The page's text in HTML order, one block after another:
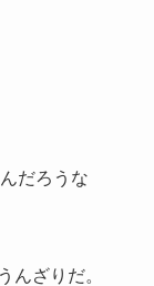
だろうな
んざりだ。